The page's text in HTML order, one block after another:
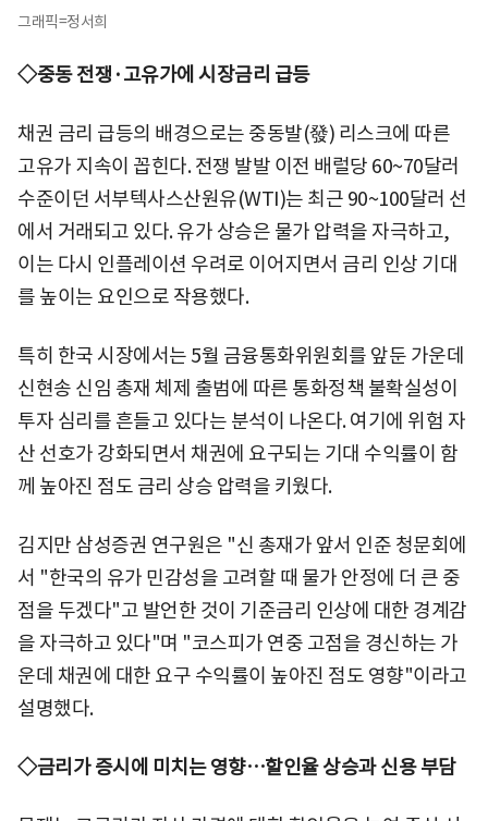
그래픽=정서희
◇중동 전쟁·고유가에 시장금리 급등
채권 금리 급등의 배경으로는 중동발(發) 리스크에 따른
고유가 지속이 꼽힌다. 전쟁 발발 이전 배럴당 60~70달러
수준이던 서부텍사스산원유(WTI)는 최근 90~100달러 선
에서 거래되고 있다. 유가 상승은 물가 압력을 자극하고,
이는 다시 인플레이션 우려로 이어지면서 금리 인상 기대
를 높이는 요인으로 작용했다.
특히 한국 시장에서는 5월 금융통화위원회를 앞둔 가운데
신현송 신임 총재 체제 출범에 따른 통화정책 불확실성이
투자 심리를 흔들고 있다는 분석이 나온다. 여기에 위험 자
산 선호가 강화되면서 채권에 요구되는 기대 수익률이 함
께 높아진 점도 금리 상승 압력을 키웠다.
김지만 삼성증권 연구원은 "신 총재가 앞서 인준 청문회에
서 "한국의 유가 민감성을 고려할 때 물가 안정에 더 큰 중
점을 두겠다"고 발언한 것이 기준금리 인상에 대한 경계감
을 자극하고 있다"며 "코스피가 연중 고점을 경신하는 가
운데 채권에 대한 요구 수익률이 높아진 점도 영향"이라고
설명했다.
◇금리가 증시에 미치는 영향…할인율 상승과 신용 부담